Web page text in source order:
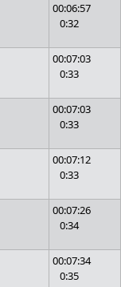
00:06:57
0:32
00:07:03
0:33
00:07:03
0:33
00:07:12
0:33
00:07:26
0:34
00:07:34
0:35